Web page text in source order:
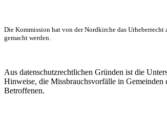
Die Kommission hat von der Nordkirche das
gemacht werden.
Aus datenschutzrechtlichen Gründen ist die
Hinweise, die Missbrauchsvorfälle in
Betroffenen.